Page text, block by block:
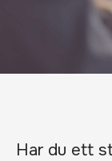
Har du ett